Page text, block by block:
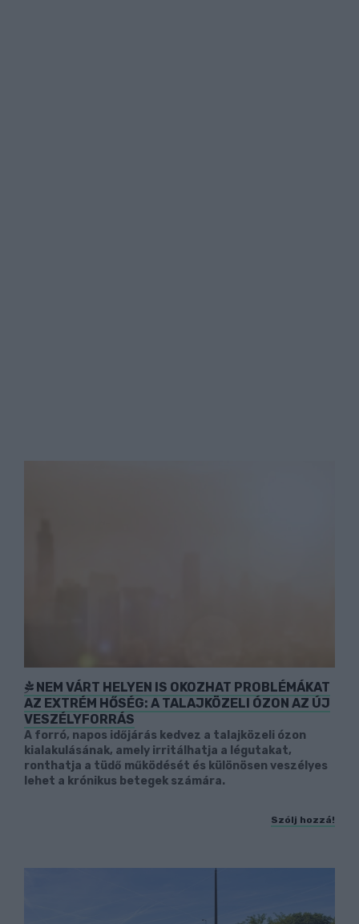
NEM VÁRT HELYEN IS OKOZHAT PROBLÉMÁKAT
AZ EXTRÉM HŐSÉG: A TALAJKÖZELI ÓZON AZ ÚJ
VESZÉLYFORRÁS
A forró, napos időjárás kedvez a talajközeli ózon
kialakulásának, amely irritálhatja a légutakat,
ronthatja a tüdő működését és különösen veszélyes
lehet a krónikus betegek számára.
Szólj hozzá!